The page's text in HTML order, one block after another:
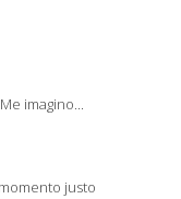
imagino...
justo